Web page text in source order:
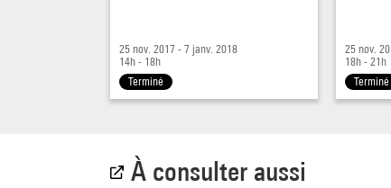
25 nov. 2017 - 7 janv. 2018
14h - 18h
Terminé
25 nov.
18h - 21h
Terminé
À consulter aussi